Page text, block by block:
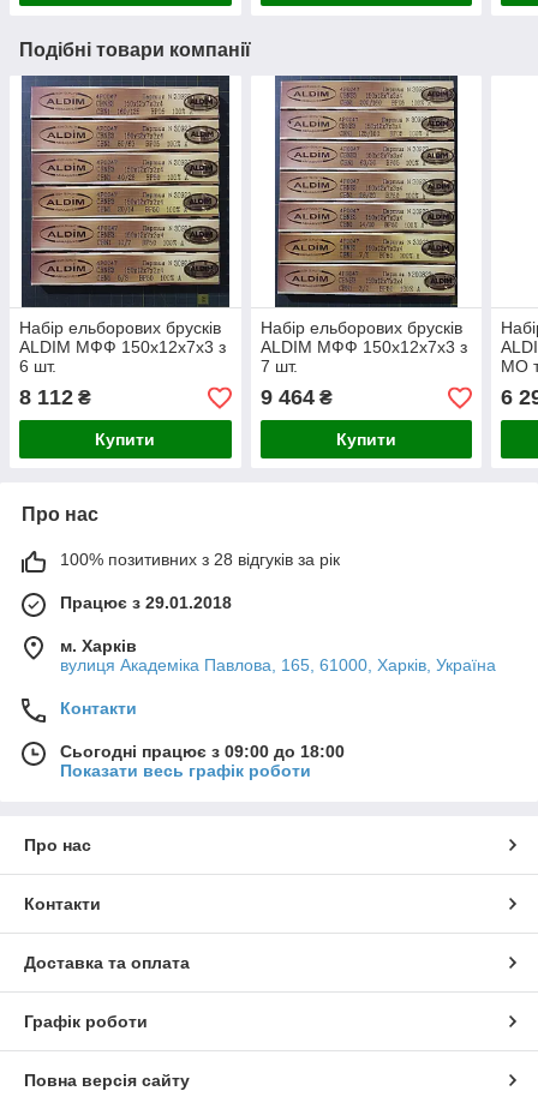
Подібні товари компанії
Набір ельборових брусків
ALDIM МФФ 150х12х7х3 з
6 шт.
8 112 ₴
Купити
Набір ельборових брусків
ALDIM МФФ 150х12х7х3 з
7 шт.
9 464₴
Купити
МО
6
Про нас
100% позитивних з 28 відгуків за рік
Працює з 29.01.2018
м. Харків
вулиця Академіка Павлова, 165, 61000, Харків, Україна
Контакти
Сьогодні працює з 09:00 до 18:00
Показати весь графік роботи
Про нас
Контакти
Доставка та оплата
Графік роботи
Повна версія сайту